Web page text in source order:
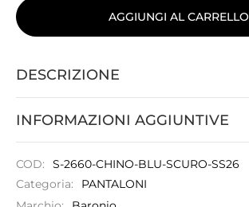
AGGIUNGI AL CARRELLO
DESCRIZIONE
INFORMAZIONI AGGIUNTIVE
COD:
S-2660-CHINO-BLU-SCURO-SS26
Categoria:
PANTALONI